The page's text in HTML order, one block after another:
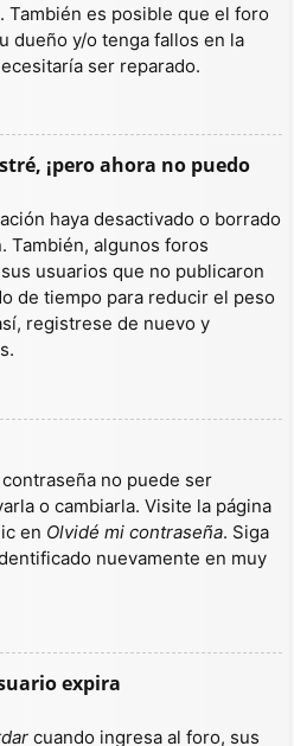
También es posible que el foro
dueño y/o tenga fallos en la
ser reparado.
¡pero ahora no puedo
haya desactivado o borrado
También, algunos foros
usuarios que no publicaron
de tiempo para reducir el peso
registrese de nuevo y
contraseña no puede ser
o cambiarla. Visite la página
en Olvidé mi contraseña. Siga
nuevamente en muy
expira
cuando ingresa al foro, sus